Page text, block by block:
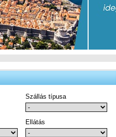
Szállás típusa
Ellátás